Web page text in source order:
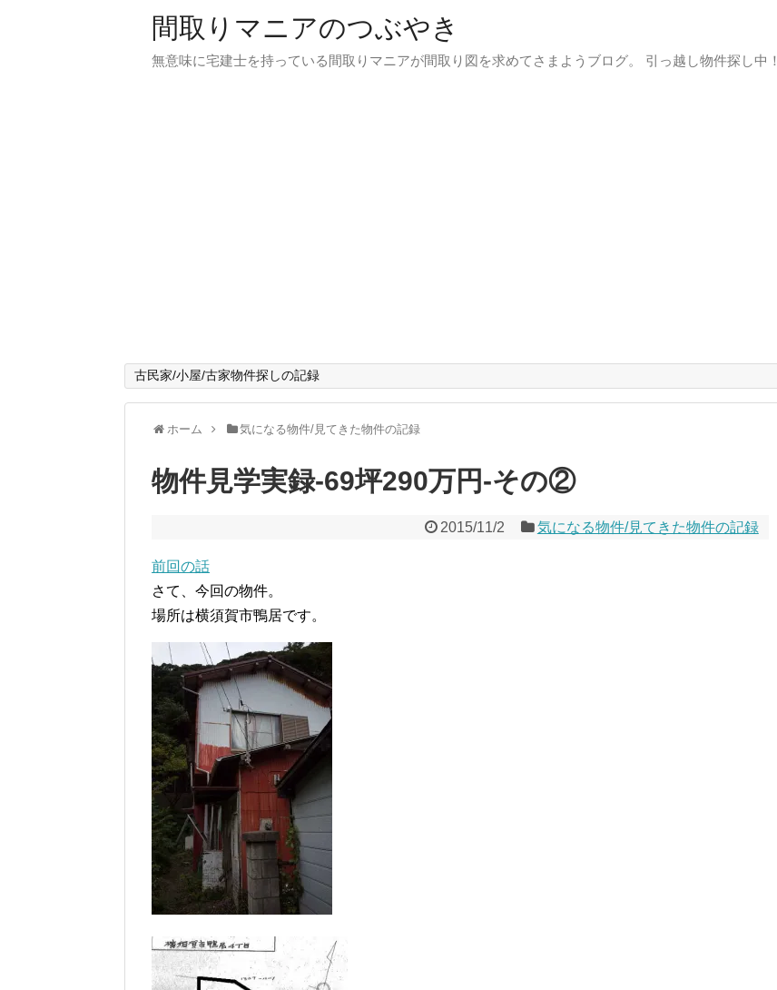
間取りマニアのつぶやき
無意味に宅建士を持っている間取りマニアが間取り図を求めてさまようブログ。 引っ越し物件探し中！
古民家/小屋/古家物件探しの記録
ホーム 気になる物件/見てきた物件の記録
物件見学実録-69坪290万円-その②
2015/11/2 気になる物件/見てきた物件の記録
前回の話
さて、今回の物件。
場所は横須賀市鴨居です。